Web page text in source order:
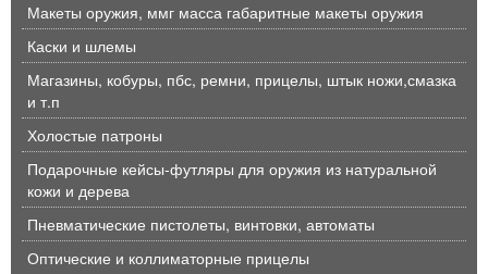
Макеты оружия, ммг масса габаритные макеты оружия
Каски и шлемы
Магазины, кобуры, пбс, ремни, прицелы, штык ножи,смазка
и т.п
Холостые патроны
Подарочные кейсы-футляры для оружия из натуральной
кожи и дерева
Пневматические пистолеты, винтовки, автоматы
Оптические и коллиматорные прицелы